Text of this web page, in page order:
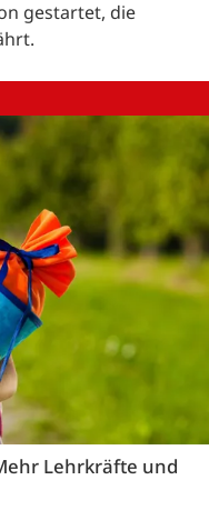
gestartet, die
Lehrkräfte und